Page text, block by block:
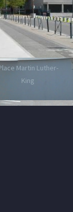
Martin Luther-
King